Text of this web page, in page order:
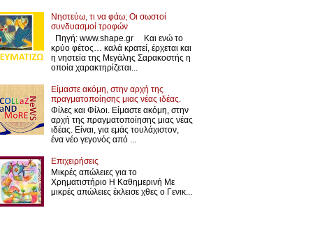
Νηστεύω, τι να φάω; Οι σωστοί
συνδυασμοί τροφών
Πηγή: www.shape.gr Και ενώ το
κρύο φέτος… καλά κρατεί, έρχεται και
η νηστεία της Μεγάλης Σαρακοστής η
οποία χαρακτηρίζεται...
Είμαστε ακόμη, στην αρχή της
πραγματοποίησης μιας νέας ιδέας.
Φίλες και Φίλοι. Είμαστε ακόμη, στην
αρχή της πραγματοποίησης μιας νέας
ιδέας. Είναι, για εμάς τουλάχιστον,
ένα νέο γεγονός από ...
Επιχειρήσεις
Μικρές απώλειες για το
Χρηματιστήριο Η Καθημερινή Με
μικρές απώλειες έκλεισε χθες ο Γενικ...